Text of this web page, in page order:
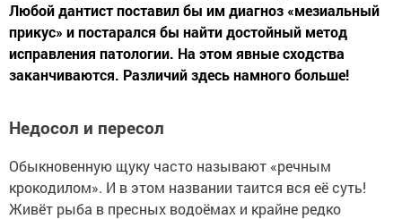
Любой дантист поставил бы им диагноз «мезиальный
прикус» и постарался бы найти достойный метод
исправления патологии. На этом явные сходства
заканчиваются. Различий здесь намного больше!
Недосол и пересол
Обыкновенную щуку часто называют «речным
крокодилом». И в этом названии таится вся её суть!
Живёт рыба в пресных водоёмах и крайне редко